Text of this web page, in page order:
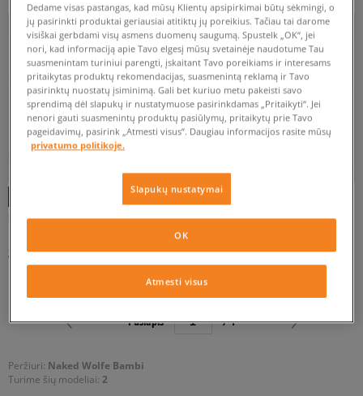
ATŽYMĖTI VISUS
Peržiuri: Naked Wolfe Bambi
Turime šių modeliai: 2
NAKED WOLFE BAMBI
264 €
NAKED WOLFE BAMBI
moterims
264 €
Puslapis / 1
Dedame visas pastangas, kad mūsų Klientų apsipirkimai būtų sėkmingi, o
jų pasirinkti produktai geriausiai atitiktų jų poreikius. Tačiau tai darome
visiškai gerbdami visų asmens duomenų saugumą. Spustelk „OK“, jei
nori, kad informaciją apie Tavo elgesį mūsų svetainėje naudotume Tau
suasmenintam turiniui parengti, įskaitant Tavo poreikiams ir interesams
pritaikytas produktų rekomendacijas, suasmenintą reklamą ir Tavo
pasirinktų nuostatų įsiminimą. Gali bet kuriuo metu pakeisti savo
sprendimą dėl slapukų ir nustatymuose pasirinkdamas „Pritaikyti“. Jei
nenori gauti suasmenintų produktų pasiūlymų, pritaikytų prie Tavo
pageidavimų, pasirink „Atmesti visus”. Daugiau informacijos rasite mūsų
privatumo politikoje.
Slapukų nustatymai
Atmesti visus
OK